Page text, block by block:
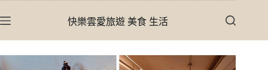
至
內
快樂雲愛旅遊 美食 生活